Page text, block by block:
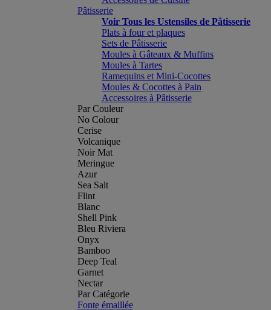
Pâtisserie
Voir Tous les Ustensiles de Pâtisserie
Plats à four et plaques
Sets de Pâtisserie
Moules à Gâteaux & Muffins
Moules à Tartes
Ramequins et Mini-Cocottes
Moules & Cocottes à Pain
Accessoires à Pâtisserie
Par Couleur
No Colour
Cerise
Volcanique
Noir Mat
Meringue
Azur
Sea Salt
Flint
Blanc
Shell Pink
Bleu Riviera
Onyx
Bamboo
Deep Teal
Garnet
Nectar
Par Catégorie
Fonte émaillée